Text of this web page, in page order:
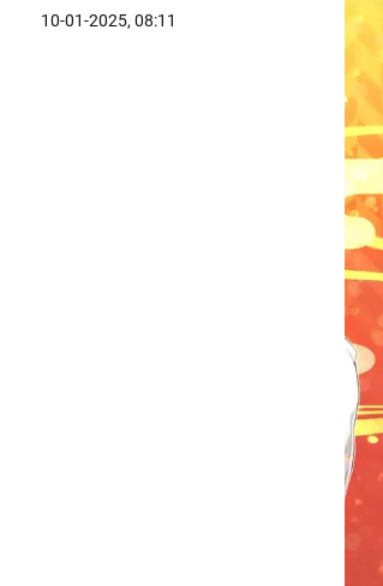
10-01-2025, 08:11